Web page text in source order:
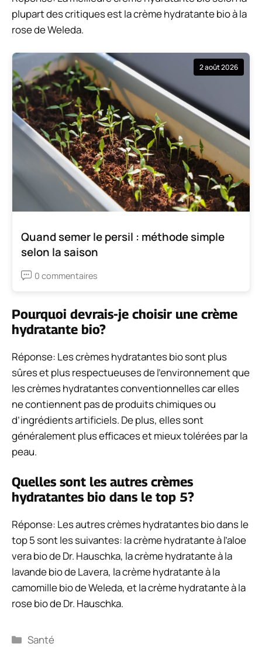
plupart des critiques est la crème hydratante bio à la
rose de Weleda.
2 août 2026
Quand semer le persil : méthode simple
selon la saison
0 commentaires
Pourquoi devrais-je choisir une crème
hydratante bio?
Réponse: Les crèmes hydratantes bio sont plus
sûres et plus respectueuses de l’environnement que
les crèmes hydratantes conventionnelles car elles
ne contiennent pas de produits chimiques ou
d’ingrédients artificiels. De plus, elles sont
généralement plus efficaces et mieux tolérées par la
peau.
Quelles sont les autres crèmes
hydratantes bio dans le top 5?
Réponse: Les autres crèmes hydratantes bio dans le
top 5 sont les suivantes: la crème hydratante à l’aloe
vera bio de Dr. Hauschka, la crème hydratante à la
lavande bio de Lavera, la crème hydratante à la
camomille bio de Weleda, et la crème hydratante à la
rose bio de Dr. Hauschka.
Catégories
Santé